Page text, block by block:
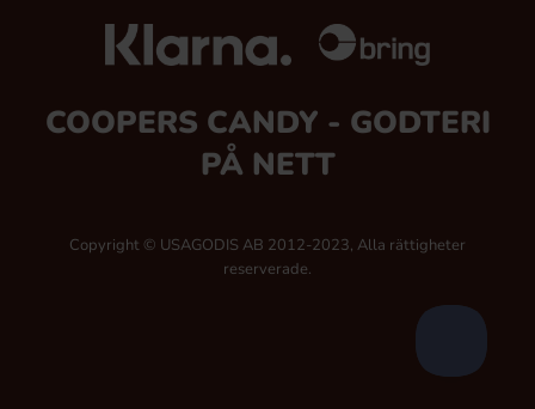
COOPERS CANDY - GODTERI
PÅ NETT
Copyright © USAGODIS AB 2012-2023, Alla rättigheter
reserverade.